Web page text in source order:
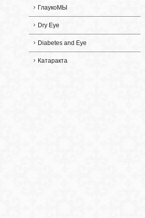
ГлаукоМЫ
Dry Eye
Diabetes and Eye
Катаракта